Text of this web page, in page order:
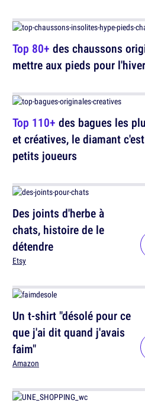
Top 80+ des chaussons
mettre aux pieds pour l'hiver
Top 110+ des bagues les
et créatives, le diamant
petits joueurs
Des joints d'herbe à
chats, histoire de le
détendre
Etsy
Un t-shirt "désolé pour ce
que j'ai dit quand j'avais
faim"
Amazon